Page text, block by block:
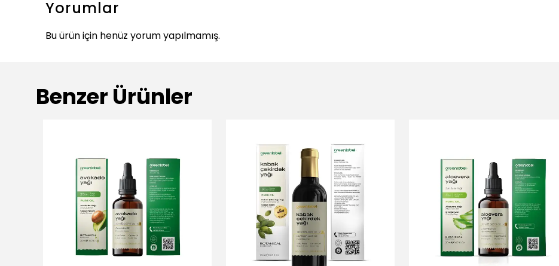
Yorumlar
Bu ürün için henüz yorum yapılmamış.
Benzer Ürünler